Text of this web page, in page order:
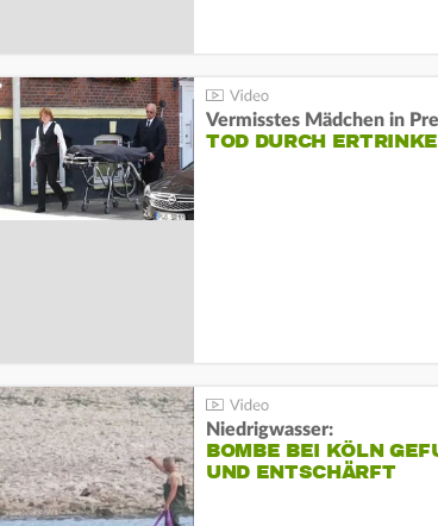
Vermisstes Mädchen in
TOD DURCH
Niedrigwasser:
BOMBE BEI KÖLN
UND ENTSCHÄRFT